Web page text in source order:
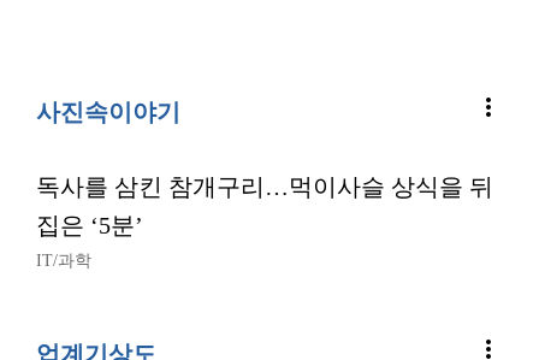
사진속이야기 more_vert
독사를 삼킨 참개구리…먹이사슬 상식을 뒤
집은 ‘5분’
IT/과학
업계기상도 more_vert